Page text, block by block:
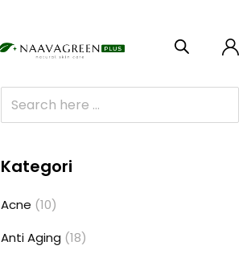
Kategori
Acne (10)
Anti Aging (18)